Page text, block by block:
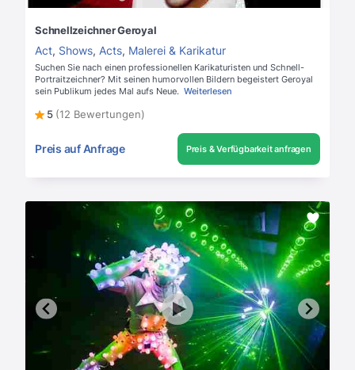
Schnellzeichner Geroyal
Act, Shows, Acts, Malerei & Karikatur
Suchen Sie nach einen professionellen Karikaturisten und Schnell-
Portraitzeichner? Mit seinen humorvollen Bildern begeistert Geroyal
sein Publikum jedes Mal aufs Neue. Weiterlesen
5 (12 Bewertungen)
Preis auf Anfrage Preis & Verfügbarkeit anfragen